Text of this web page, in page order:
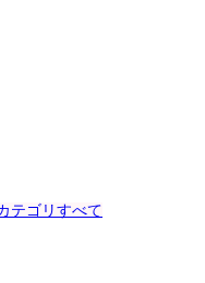
テゴリすべて